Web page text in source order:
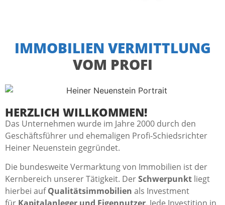
IMMOBILIEN VERMITTLUNG
VOM PROFI
HERZLICH WILLKOMMEN!
Das Unternehmen wurde im Jahre 2000 durch den
Geschäftsführer und ehemaligen Profi-Schiedsrichter
Heiner Neuenstein gegründet.
Die bundesweite Vermarktung von Immobilien ist der
Kernbereich unserer Tätigkeit. DerSchwerpunkt liegt
hierbei aufQualitätsimmobilien als Investment